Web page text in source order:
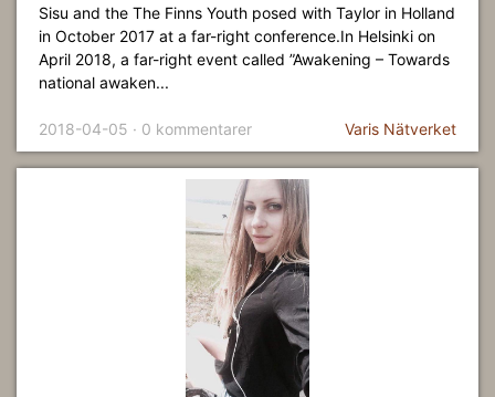
Sisu and the The Finns Youth posed with Taylor in Holland
in October 2017 at a far-right conference.In Helsinki on
April 2018, a far-right event called ”Awakening – Towards
national awaken...
2018-04-05 · 0 kommentarer Varis Nätverket